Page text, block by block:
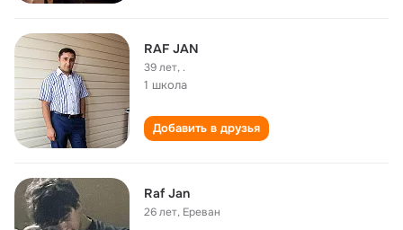
RAF JAN
39 лет, .
1 школа
Добавить в друзья
Raf Jan
26 лет, Ереван